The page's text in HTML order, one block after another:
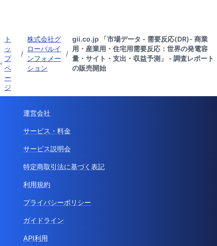
ト
ッ
プ
ペ
ー
ジ
/
株式会社グ
ローバルイ
ンフォメー
ション
/
gii.co.jp 「市場データ - 需要反応(DR)- 商業
用・産業用・住宅用需要反応：世界の発電容
量・サイト・支出・収益予測」 - 調査レポート
の販売開始
運営会社
サービス・料金
サービス説明会
特定商取引法に基づく表記
利用規約
プライバシーポリシー
ガイドライン
API利用